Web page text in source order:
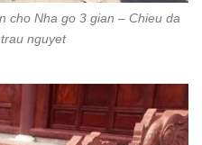
cho Nha go 3 gian – Chieu da
nguyet